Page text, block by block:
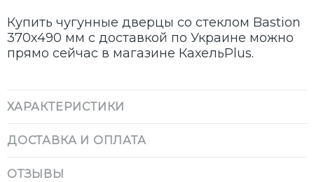
Купить чугунные дверцы со стеклом Bastion
370х490 мм с доставкой по Украине можно
прямо сейчас в магазине КахельPlus.
ХАРАКТЕРИСТИКИ
ДОСТАВКА И ОПЛАТА
ОТЗЫВЫ